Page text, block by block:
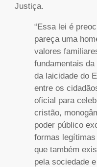
Justiça.
“Essa lei é
pareça uma
valores
fundamentais
da laicidade do
entre os
oficial para
cristão,
poder público
formas
que também
pela sociedade